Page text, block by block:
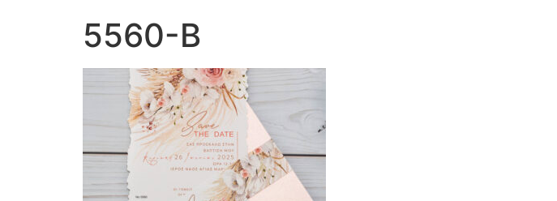
5560-B